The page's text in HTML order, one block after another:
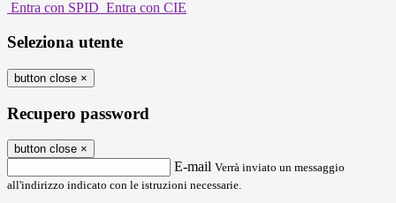
Entra con SPID Entra con CIE
Seleziona utente
button close ×
Recupero password
button close ×
E-mail Verrà inviato un messaggio
all'indirizzo indicato con le istruzioni necessarie.